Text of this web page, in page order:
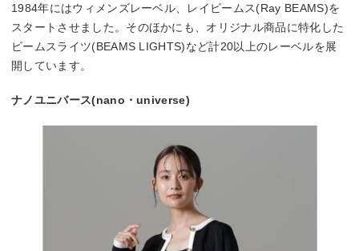
1984年にはウィメンズレーベル、レイビームス(Ray BEAMS)を
スタートさせました。そのほかにも、オリジナル商品に特化した
ビームスライツ(BEAMS LIGHTS)など計20以上のレーベルを展
開しています。
ナノユニバース(nano・universe)